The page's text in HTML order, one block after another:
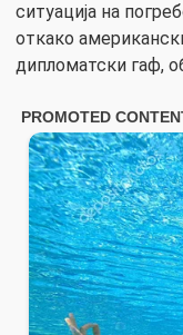
ситуација на
откако
дипломатски гаф,